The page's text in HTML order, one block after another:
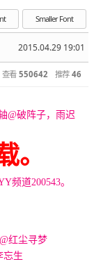
Smaller Font
2015.04.29 19:01
查看 550642 推荐 46
@破阵子， 雨迟
。
频道200543。
红尘寻梦
忘生